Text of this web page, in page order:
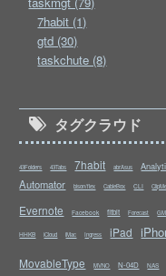
7habit (1)
gtd (30)
taskchute (8)
タグクラウド
43Folders 43Tabs 7habit abrAsus
Automator bison/flex CableBox CLI
Evernote Facebook fitbit Forecast
HHKB iCloud iMac Ingress iPad
MovableType MVNO N-04D NAS